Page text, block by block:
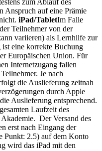
zum Ablauf des
Anspruch auf eine Prämie
iPad/TabletIm Falle
Teilnehmer von der
variieren) als Lernhilfe zur
eine korrekte Buchung
Europäischen Union. Für
Internetzugang fallen
Je nach
die Auslieferung zeitnah
durch Apple
Auslieferung entsprechend.
Laufzeit des
Der Versand des
erst nach Eingang der
Punkt: 2.5) auf dem Konto
wird das iPad mit den